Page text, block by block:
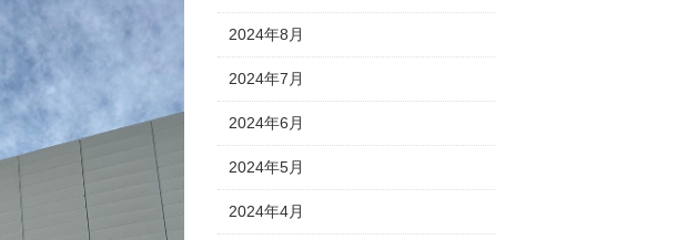
2024年8月
2024年7月
2024年6月
2024年5月
2024年4月